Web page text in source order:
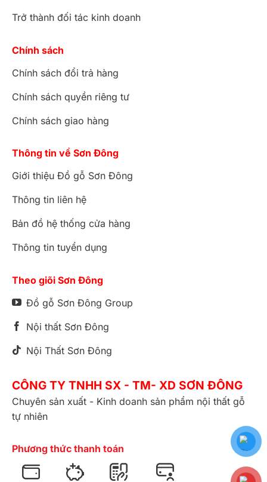
Trở thành đối tác kinh doanh
Chính sách
Chính sách đổi trả hàng
Chính sách quyền riêng tư
Chính sách giao hàng
Thông tin về Sơn Đông
Giới thiệu Đồ gỗ Sơn Đông
Thông tin liên hệ
Bản đồ hệ thống cửa hàng
Thông tin tuyển dụng
Theo giõi Sơn Đông
Đồ gỗ Sơn Đông Group
Nội thất Sơn Đông
Nội Thất Sơn Đông
CÔNG TY TNHH SX - TM- XD SƠN ĐÔNG
Chuyên sản xuất - Kinh doanh sản phẩm nội thất gỗ
tự nhiên
Phương thức thanh toán